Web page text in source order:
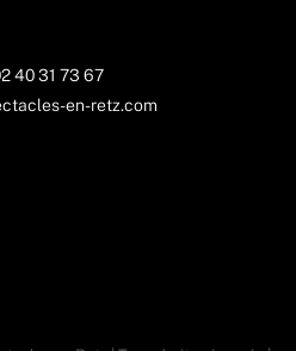
40 31 73 67
en-retz.com